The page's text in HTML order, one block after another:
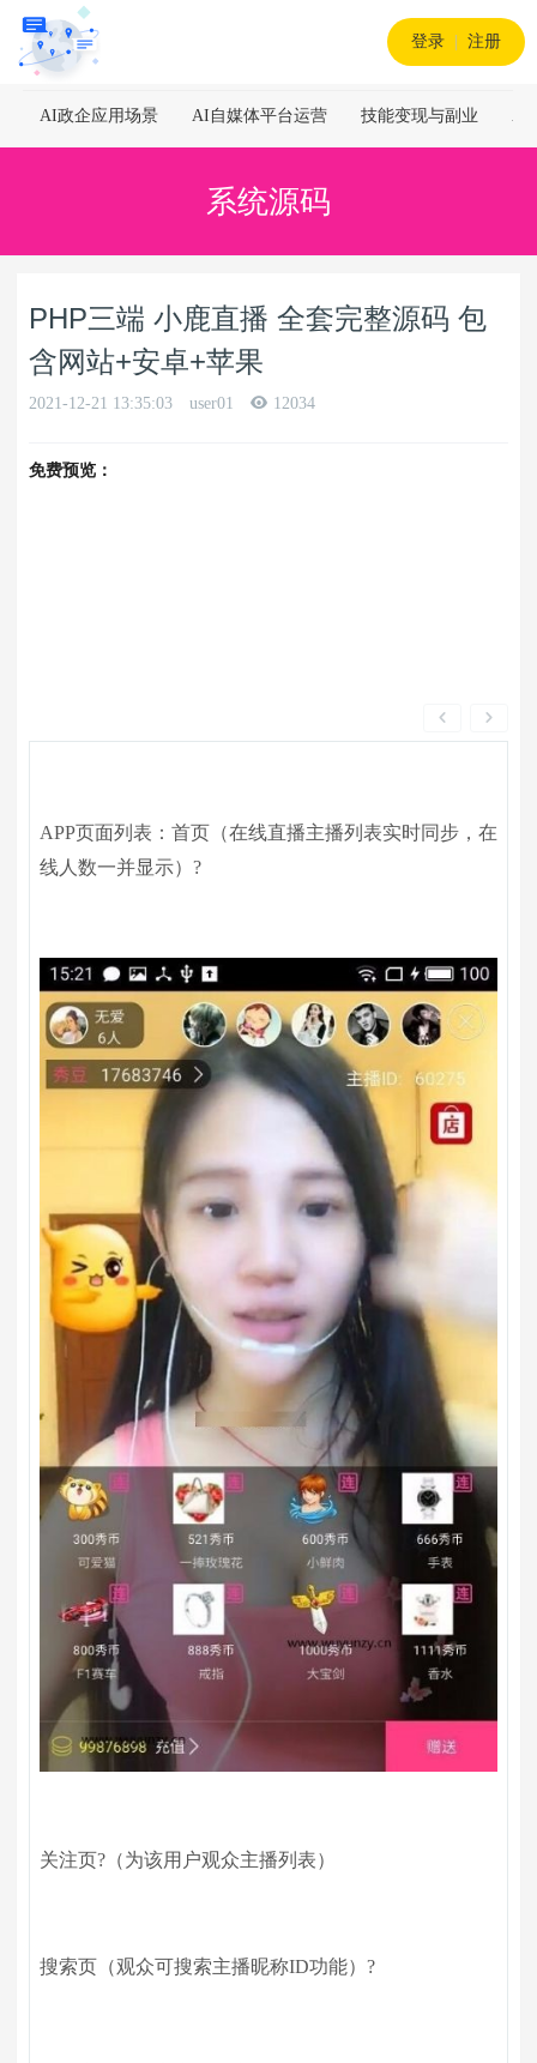
登录 注册
AI政企应用场景 AI自媒体平台运营 技能变现与副业
系统源码
PHP三端 小鹿直播 全套完整源码 包
含网站+安卓+苹果
2021-12-21 13:35:03 user01 12034
免费预览：
APP页面列表：首页（在线直播主播列表实时同步，在
线人数一并显示）?
关注页?（为该用户观众主播列表）
搜索页（观众可搜索主播昵称ID功能）?